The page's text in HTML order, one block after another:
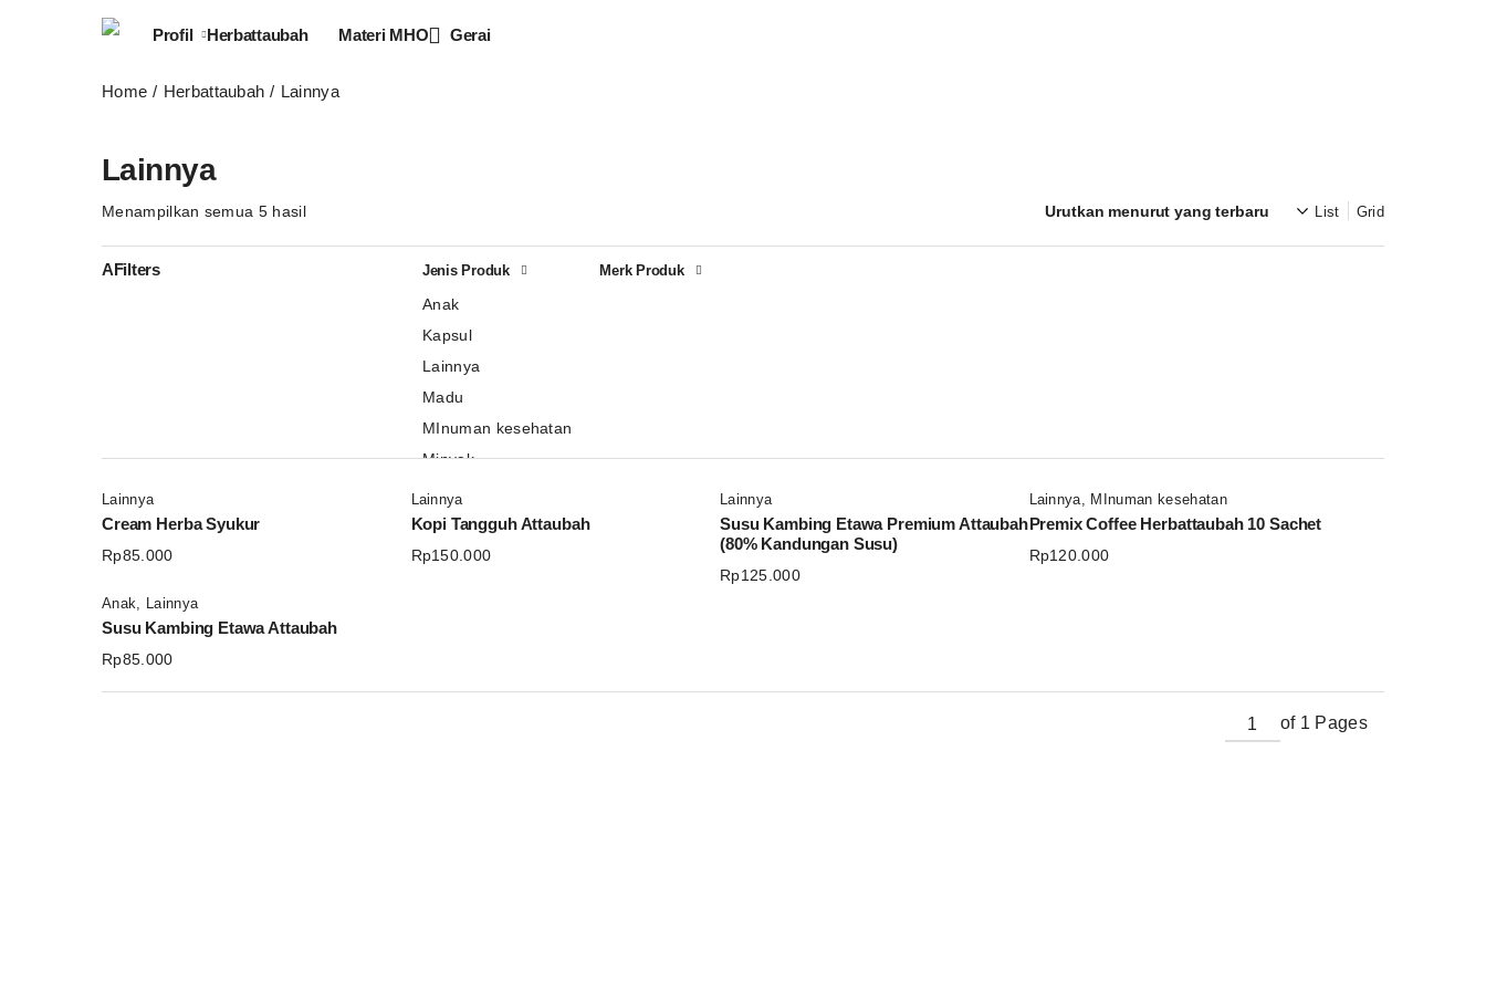
Profil Herbattaubah Materi MHO Gerai
Home Herbattaubah Lainnya
Lainnya
Menampilkan semua 5 hasil
Diurutkan
List Grid
AFilters Jenis Produk
Anak
Kapsul
Lainnya
Madu
MInuman kesehatan
Minyak
Perawatan
Merk Produk
Lainnya
Cream Herba Syukur
Rp85.000
Lainnya
Kopi Tangguh Attaubah
Rp150.000
Lainnya
Susu Kambing Etawa Premium Attaubah
(80% Kandungan Susu)
Rp125.000
Lainnya, MInuman kesehatan
Premix Coffee Herbattaubah 10 Sachet
Rp120.000
Anak, Lainnya
Susu Kambing Etawa Attaubah
Rp85.000
of 1 Pages